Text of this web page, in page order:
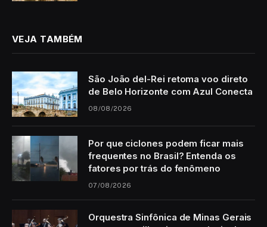
VEJA TAMBÉM
São João del-Rei retoma voo direto
de Belo Horizonte com Azul Conecta
08/08/2026
Por que ciclones podem ficar mais
frequentes no Brasil? Entenda os
fatores por trás do fenômeno
07/08/2026
Orquestra Sinfônica de Minas Gerais